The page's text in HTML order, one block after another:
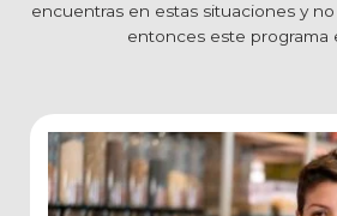
encuentras en estas situaciones y
entonces este programa